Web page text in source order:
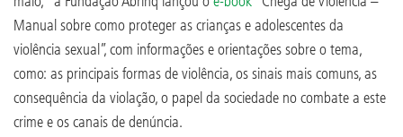
Manual sobre como proteger as crianças e adolescentes da
violência sexual”, com informações e orientações sobre o tema,
como: as principais formas de violência, os sinais mais comuns, as
consequência da violação, o papel da sociedade no combate a este
crime e os canais de denúncia.